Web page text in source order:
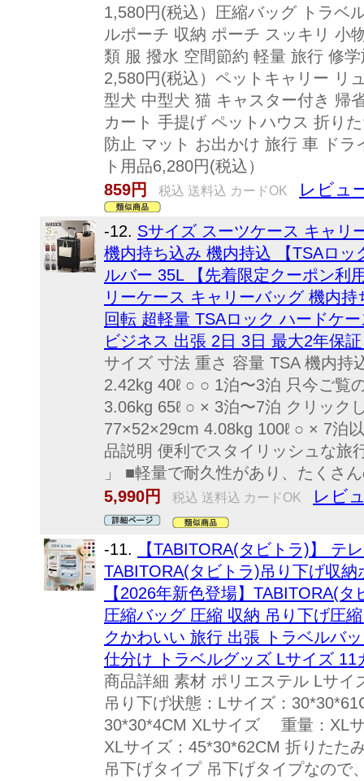
1,580円(税込）圧縮バッグ トラベ
ルポーチ 収納 ポーチ スッキリ 小
類 服 撥水 空間節約 軽量 旅行 修
2,580円(税込）ペットキャリー リ
型犬 中型犬 猫 キャスター付き 帰
カート 手提げ ペットハウス 折り
防止 マット お出かけ 旅行 車 ド
ト用品6,280円(税込）
859円
税込 送料込 カードOK レビュ
-12. Sサイズ スーツケース キャリ
機内持ち込み 機内持込 【TSAロ
ルバー 35L 【先着限定クーポン利
リーケース キャリーバッグ 機内
回転 超軽量 TSAロック ハードケ
ビジネス 出張 2日 3日 最大2年保
サイズ 寸法 重さ 容量 TSA 機内持
2.42kg 40ℓ ○ ○ 1泊〜3泊 只今ご覧
3.06kg 65ℓ ○ × 3泊〜7泊 クリック
77×52×29cm 4.08kg 100ℓ ○ × 7泊
品説明 便利でスタイリッシュな旅
」 ■軽量で耐久性があり、たくさ
5,990円
税込 送料込 カードOK レビ
-11.
【TABITORA(タビトラ)】 テ
TABITORA(タビトラ)吊り下げ収
【2026年新色登場】TABITORA(
圧縮バッグ 圧縮 収納 吊り下げ圧
クかわいい 旅行 出張 トラベルバ
仕分け トラベルグッズ Lサイズ 11
商品詳細 素材 ポリエステル Lサ
吊り下げ状態：Lサイズ：
30*30*4CM XLサイズ 重量：XL
XLサイズ：45*30*62CM 折りたた
吊下げタイプ 吊下げタイプなので